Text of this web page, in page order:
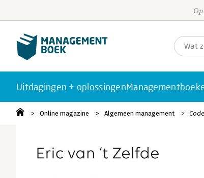
Uitdagingen + oplossingen
Online magazine Algemeen management